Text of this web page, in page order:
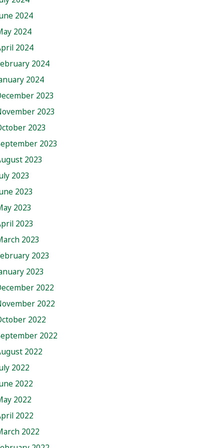
2024
2024
2024
2024
2024
2023
2023
2023
2023
2023
2023
2023
2023
2023
2023
2023
2023
2022
2022
2022
2022
2022
2022
2022
2022
2022
2022